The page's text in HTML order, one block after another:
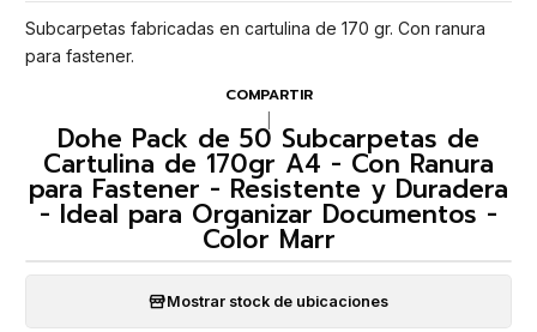
Subcarpetas fabricadas en cartulina de 170 gr. Con ranura
para fastener.
COMPARTIR
Dohe Pack de 50 Subcarpetas de
Cartulina de 170gr A4 - Con Ranura
para Fastener - Resistente y Duradera
- Ideal para Organizar Documentos -
Color Marr
Mostrar stock de ubicaciones